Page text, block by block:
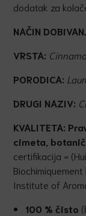
dodatak za
NAČIN
VRSTA:
PORODICA:
DRUGI NAZIV:
KVALITETA:
cimeta
certifikacija =
Institute of
100 % čisto